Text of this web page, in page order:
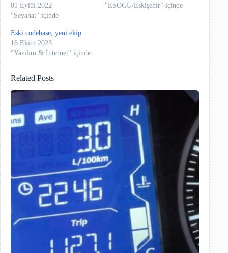
01 Eylül 2022
"Seyahat" içinde
"ESOGÜ/Eskişehir" içinde
Eski codebase, yeni ekip
16 Ekim 2023
"Yazılım & İnternet" içinde
Related Posts